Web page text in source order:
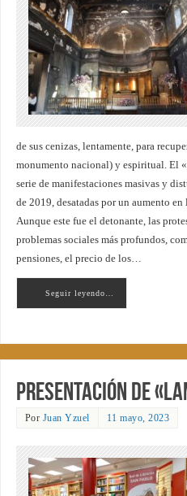
de sus cenizas, lentamente, para
monumento nacional) y espiritual. El
serie de manifestaciones masivas y
de 2019, desatadas por un aumento
Aunque este fue el detonante, las
problemas sociales más profundos,
pensiones, el precio de los…
Seguir leyendo…
Presentación de
Por Juan Yzuel 11 mayo, 2023